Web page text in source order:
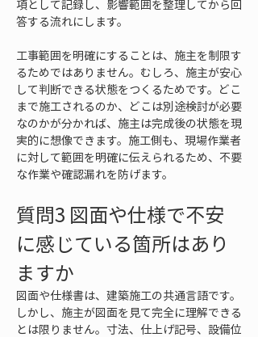
項として記録し、影響範囲を整理してから回
答する流れにします。
工事範囲を明確にすることは、施主を制限す
るためではありません。むしろ、施主が安心
して判断できる状態をつくるためです。どこ
まで施工されるのか、どこは別途検討が必要
なのかが分かれば、施主は完成後の状態を現
実的に想像できます。施工側も、現場作業者
に対して範囲を明確に伝えられるため、不要
な作業や確認漏れを防げます。
質問3 図面や仕様で不安
に感じている箇所はあり
ますか
図面や仕様書は、建築施工の共通言語です。
しかし、施主が図面を見て完全に理解できる
とは限りません。寸法、仕上げ記号、設備位